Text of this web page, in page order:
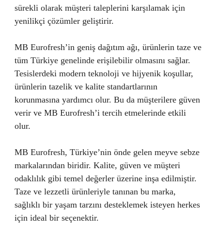
sürekli olarak müşteri taleplerini karşılamak için
yenilikçi çözümler geliştirir.
MB Eurofresh’in geniş dağıtım ağı, ürünlerin taze ve
tüm Türkiye genelinde erişilebilir olmasını sağlar.
Tesislerdeki modern teknoloji ve hijyenik koşullar,
ürünlerin tazelik ve kalite standartlarının
korunmasına yardımcı olur. Bu da müşterilere güven
verir ve MB Eurofresh’i tercih etmelerinde etkili
olur.
MB Eurofresh, Türkiye’nin önde gelen meyve sebze
markalarından biridir. Kalite, güven ve müşteri
odaklılık gibi temel değerler üzerine inşa edilmiştir.
Taze ve lezzetli ürünleriyle tanınan bu marka,
sağlıklı bir yaşam tarzını desteklemek isteyen herkes
için ideal bir seçenektir.